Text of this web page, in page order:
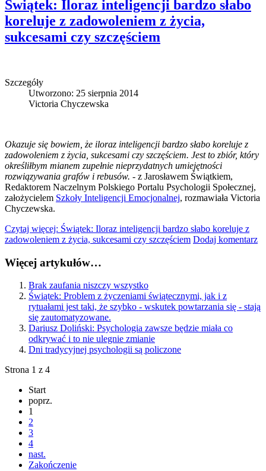
Świątek: Iloraz inteligencji bardzo słabo
koreluje z zadowoleniem z życia,
sukcesami czy szczęściem
Szczegóły
Utworzono: 25 sierpnia 2014
Victoria Chyczewska
Okazuje się bowiem, że iloraz inteligencji bardzo słabo koreluje z
zadowoleniem z życia, sukcesami czy szczęściem. Jest to zbiór, który
określiłbym mianem zupełnie nieprzydatnych umiejętności
rozwiązywania grafów i rebusów. - z Jarosławem Świątkiem,
Redaktorem Naczelnym Polskiego Portalu Psychologii Społecznej,
założycielem Szkoły Inteligencji Emocjonalnej, rozmawiała Victoria
Chyczewska.
Czytaj więcej: Świątek: Iloraz inteligencji bardzo słabo koreluje z
zadowoleniem z życia, sukcesami czy szczęściem Dodaj komentarz
Więcej artykułów…
Brak zaufania niszczy wszystko
Świątek: Problem z życzeniami świątecznymi, jak i z
rytuałami jest taki, że szybko - wskutek powtarzania się - stają
się zautomatyzowane.
Dariusz Doliński: Psychologia zawsze będzie miała co
odkrywać i to nie ulegnie zmianie
Dni tradycyjnej psychologii są policzone
Strona 1 z 4
Start
poprz.
1
2
3
4
nast.
Zakończenie